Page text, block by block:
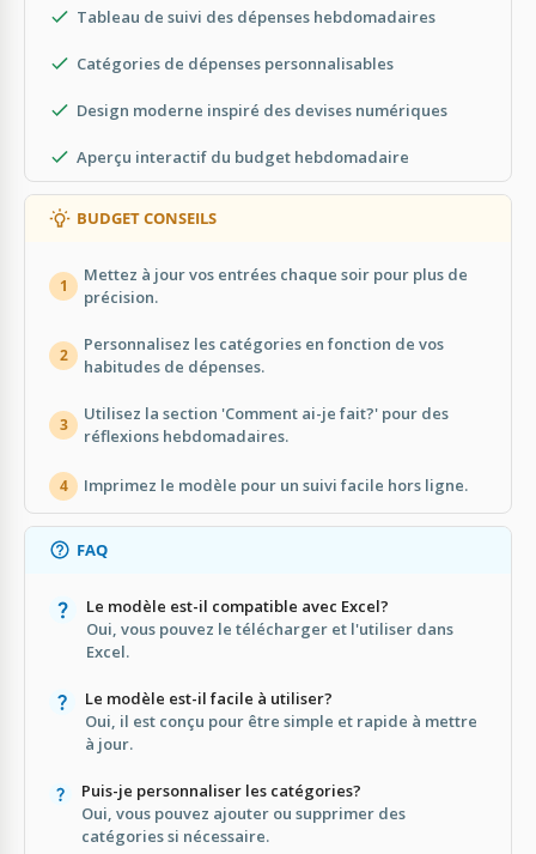
Tableau de suivi des dépenses hebdomadaires
Catégories de dépenses personnalisables
Design moderne inspiré des devises numériques
Aperçu interactif du budget hebdomadaire
BUDGET CONSEILS
1
Mettez à jour vos entrées chaque soir pour plus de
précision.
2
Personnalisez les catégories en fonction de vos
habitudes de dépenses.
3
Utilisez la section 'Comment ai-je fait?' pour des
réflexions hebdomadaires.
4 Imprimez le modèle pour un suivi facile hors ligne.
FAQ
Le modèle est-il compatible avec Excel?
Oui, vous pouvez le télécharger et l'utiliser dans
Excel.
Le modèle est-il facile à utiliser?
Oui, il est conçu pour être simple et rapide à mettre
à jour.
Puis-je personnaliser les catégories?
Oui, vous pouvez ajouter ou supprimer des
catégories si nécessaire.